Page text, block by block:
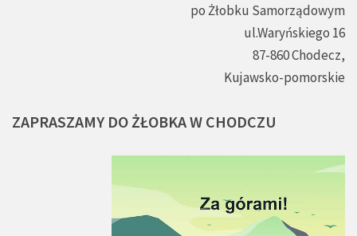
po Żłobku Samorządowym
ul.Waryńskiego 16
87-860 Chodecz,
Kujawsko-pomorskie
ZAPRASZAMY DO ŻŁOBKAW CHODCZU